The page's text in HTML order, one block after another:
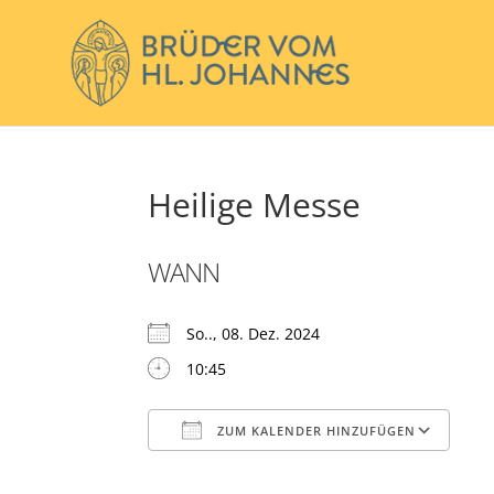
Heilige Messe
WANN
So.., 08. Dez. 2024
10:45
ZUM KALENDER HINZUFÜGEN